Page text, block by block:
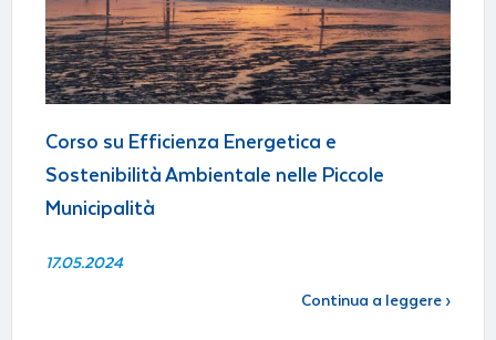
Corso su Efficienza Energetica e
Sostenibilità Ambientale nelle Piccole
Municipalità
17.05.2024
Continua a leggere ›